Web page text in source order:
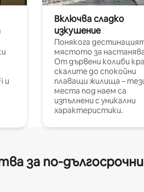
и
Включва сладко
изкушение
Понякога
мястото за
От дървени колиби
скалите до спокойни
плаващи жилища –
места под наем са
изпълнени с уникални
характеристики.
за по-